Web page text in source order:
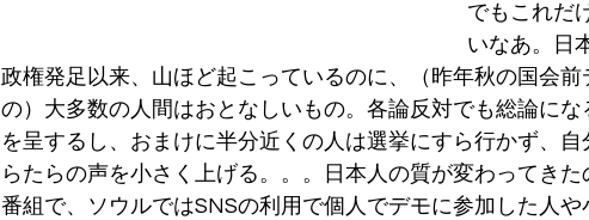
でもこれだ
いなあ。日
政権発足以来、山ほど起こっているのに、（昨年秋の国会
の）大多数の人間はおとなしいもの。各論反対でも総論に
を呈するし、おまけに半分近くの人は選挙にすら行かず、
らたらの声を小さく上げる。。。日本人の質が変わってき
番組で、ソウルではSNSの利用で個人でデモに参加した人